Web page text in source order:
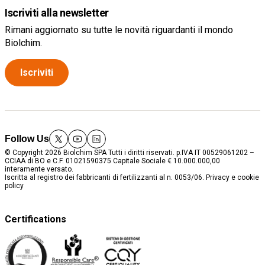
collinari,
rotazione
con cereali.
Queste
colture
fertilità del
suolo grazie
alla
fissazione
dell’azoto. La
qualità del
seme, la resa
l’adattamento
condizioni
locali sono
Iscriviti alla newsletter
Rimani aggiornato su tutte le novità riguardanti il mondo
Biolchim.
Iscriviti
Follow Us
twitteryoutube
linkedin
© Copyright 2026 Biolchim SPA Tutti i diritti riservati. p.IVA IT 00529061202 –
CCIAA di BO e C.F. 01021590375 Capitale Sociale € 10.000.000,00
interamente versato.
Iscritta al registro dei fabbricanti di fertilizzanti al n. 0053/06. Privacy e cookie
policy
Certifications